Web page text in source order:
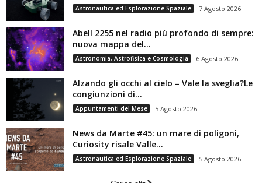
Astronautica ed Esplorazione Spaziale 7 Agosto 2026
Abell 2255 nel radio più profondo di sempre:
nuova mappa del...
Astronomia, Astrofisica e Cosmologia 6 Agosto 2026
Alzando gli occhi al cielo – Vale la sveglia?Le
congiunzioni di...
Appuntamenti del Mese 5 Agosto 2026
News da Marte #45: un mare di poligoni,
Curiosity risale Valle...
Astronautica ed Esplorazione Spaziale 5 Agosto 2026